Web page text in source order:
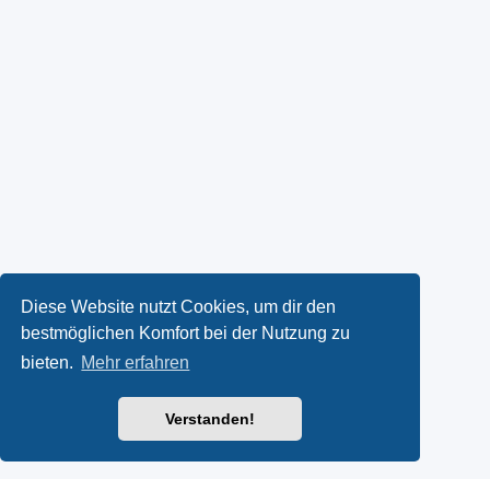
Diese Website nutzt Cookies, um dir den
bestmöglichen Komfort bei der Nutzung zu
bieten. Mehr erfahren
Verstanden!